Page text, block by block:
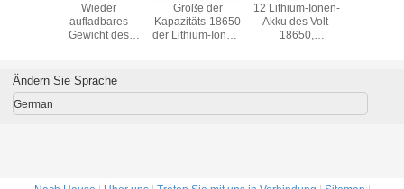
Wieder
aufladbares
Gewicht des
Lifepo4 der
Batterie-24V 12Ah
Große der
Kapazitäts-18650
der Lithium-Ionen-
12 Lithium-Ionen-
Akku des Volt-
18650,
Ändern Sie Sprache
German